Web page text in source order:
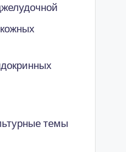
темы